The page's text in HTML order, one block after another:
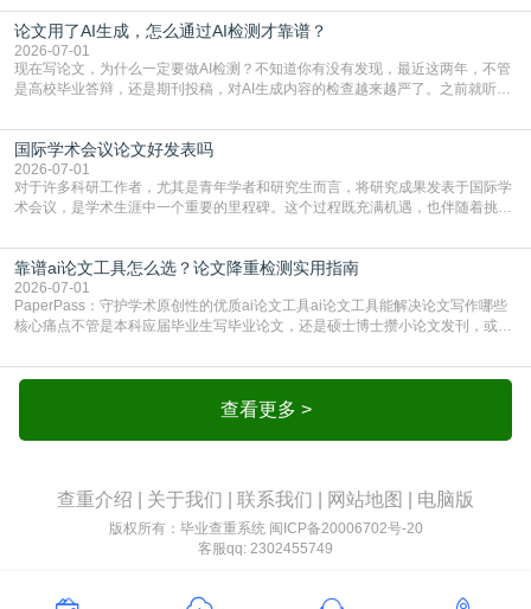
须加做AI查重。很多人分不清，AI查重和普通查重到底有啥区别？这里说透：普
通查重查的是你的文字和已公开文献的重复比例，防的是抄袭；AI查重查的是你
的内容里，有多少是AI生成的，防的是过
论文用了AI生成，怎么通过AI检测才靠谱？
2026-07-01
现在写论文，为什么一定要做AI检测？不知道你有没有发现，最近这两年，不管
是高校毕业答辩，还是期刊投稿，对AI生成内容的检查越来越严了。之前就听身
要求修改，还差点被判定学术不规范，真的太冤了。现在国内多数高校和核心期
刊，都已经明确出台了相关规定：如果使用AI生成内容辅助写作，必须明确标
注，未标注的AI生成内容会被认定为不符合学
国际学术会议论文好发表吗
2026-07-01
对于许多科研工作者，尤其是青年学者和研究生而言，将研究成果发表于国际学
术会议，是学术生涯中一个重要的里程碑。这个过程既充满机遇，也伴随着挑
疑问：国际学术会议论文到底好不好发表？其价值和难度究竟如何衡量。本篇
AEIC学术交流中心小编就为大家介绍“国际学术会议论文好发表吗”。一、会议论
文发表的相对优势与期刊论文相比，国际会议论文的发
靠谱ai论文工具怎么选？论文降重检测实用指南
2026-07-01
PaperPass：守护学术原创性的优质ai论文工具ai论文工具能解决论文写作哪些
核心痛点不管是本科应届毕业生写毕业论文，还是硕士博士攒小论文发刊，或是
自己逐句读逐句改，熬好几个大夜不说，还经常改不到点上，交上去才发现重复
率超标，再返工太折腾。现在有了成熟的ai论文工具，这些痛点基本都能高效解
决。靠谱的ai论文工具，不止能帮你梳查看更多 >
查重介绍 关于我们 联系我们 网站地图 电脑版
版权所有：毕业查重系统 闽ICP备20006702号-20
客服qq: 2302455749